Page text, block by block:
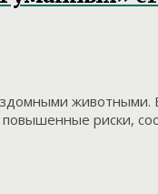
риски,